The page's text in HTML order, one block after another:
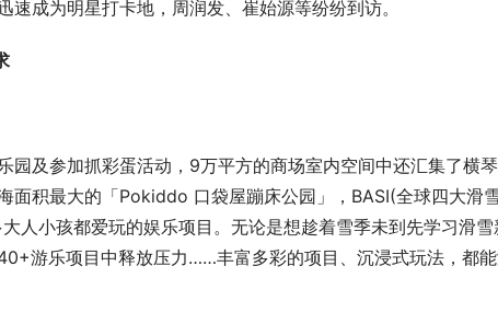
成为明星打卡地，周润发、崔始源等纷纷到访。
园及参加抓彩蛋活动，9万平方的商场室内空间中还汇集了横
面积最大的「Pokiddo 口袋屋蹦床公园」，BASI(全球四大滑
小孩都爱玩的娱乐项目。无论是想趁着雪季未到先学习滑雪
游乐项目中释放压力……丰富多彩的项目、沉浸式玩法，都